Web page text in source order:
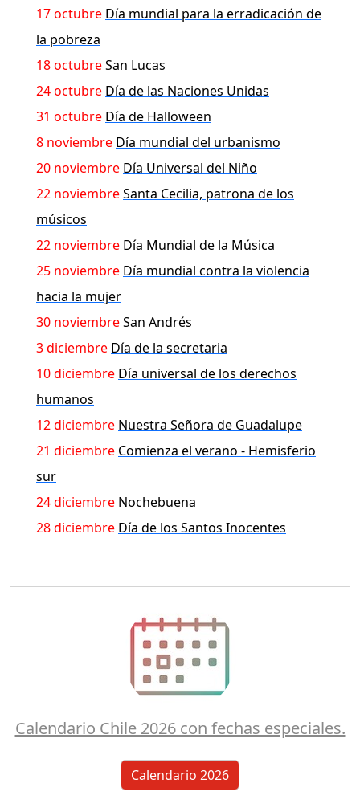
17 octubre Día mundial para la erradicación de
la pobreza
18 octubreSan Lucas
24 octubre Día de las Naciones Unidas
31 octubre Día de Halloween
8 noviembre Día mundial del urbanismo
20 noviembre Día Universal del Niño
22 noviembreSanta Cecilia, patrona de los
músicos
22 noviembre Día Mundial de la Música
25 noviembre Día mundial contra la violencia
hacia la mujer
30 noviembreSan Andrés
3 diciembre Día de la secretaria
10 diciembre Día universal de los derechos
humanos
12 diciembre Nuestra Señora de Guadalupe
21 diciembre Comienza el verano - Hemisferio
sur
24 diciembre Nochebuena
28 diciembre Día de los Santos Inocentes
Calendario Chile 2026 con fechas especiales.
Calendario 2026